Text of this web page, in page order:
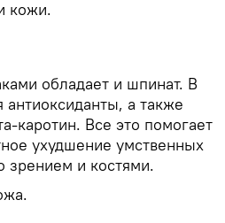
кожи.
обладает и шпинат. В
а также
каротин. Все это помогает
ухудшение умственных
и костями.